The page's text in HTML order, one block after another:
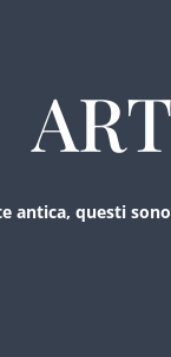
antica, questi